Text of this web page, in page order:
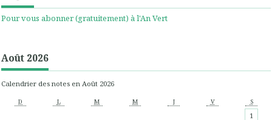
Pour vous abonner (gratuitement) à l'An Vert
Août 2026
Calendrier des notes en Août 2026
D L M M J V S
1